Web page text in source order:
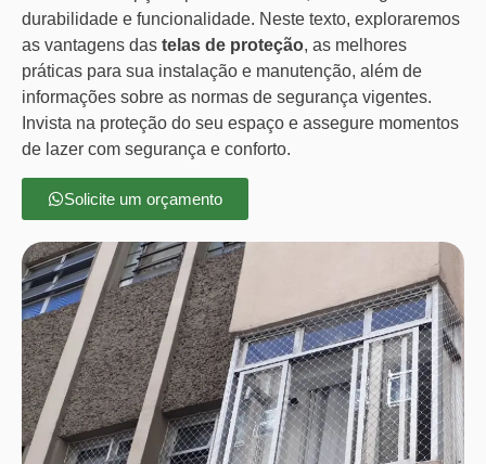
durabilidade e funcionalidade. Neste texto, exploraremos
as vantagens das telas de proteção, as melhores
práticas para sua instalação e manutenção, além de
informações sobre as normas de segurança vigentes.
Invista na proteção do seu espaço e assegure momentos
de lazer com segurança e conforto.
Solicite um orçamento